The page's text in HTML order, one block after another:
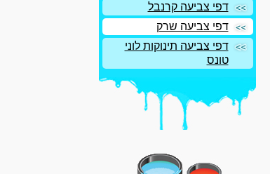
דפי צביעה קרנבל
דפי צביעה שרק
דפי צביעה תינוקות לוני
טונס